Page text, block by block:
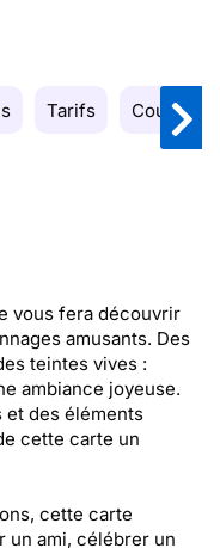
Tarifs Couleurs
vous fera découvrir
amusants. Des
teintes vives :
ambiance joyeuse.
et des éléments
cette carte un
cette carte
ami, célébrer un